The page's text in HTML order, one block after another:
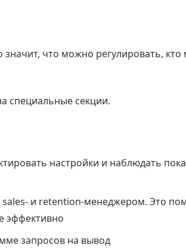
что можно регулировать,
специальные секции.
настройки и наблюдать
и retention-менеджером. Это
эффективно
запросов на вывод